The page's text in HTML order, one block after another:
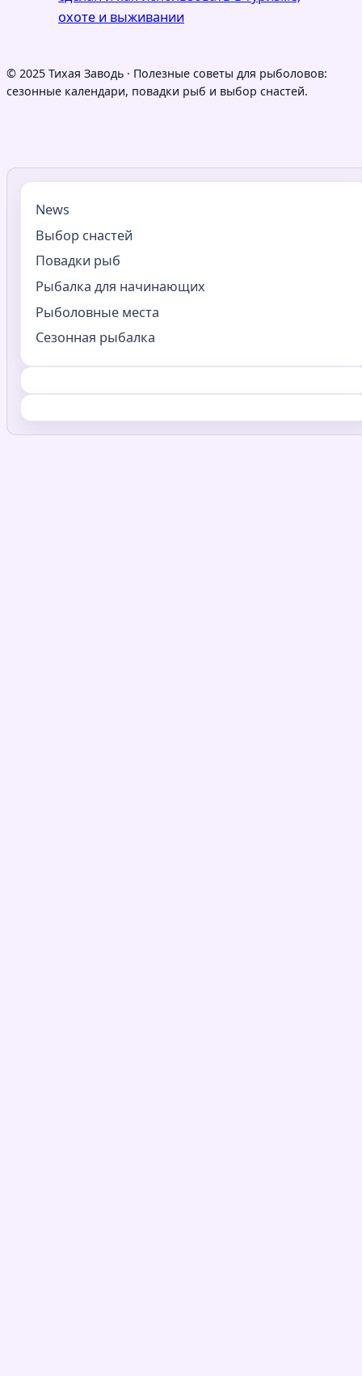
охоте и выживании
© 2025 Тихая Заводь · Полезные советы для рыболовов:
сезонные календари, повадки рыб и выбор снастей.
News
Выбор снастей
Повадки рыб
Рыбалка для начинающих
Рыболовные места
Сезонная рыбалка